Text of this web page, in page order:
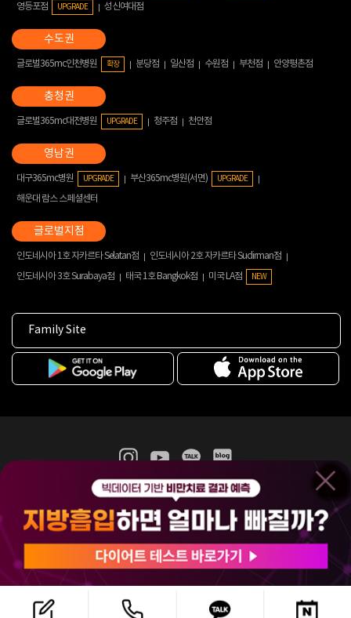
영등포점
UPGRADE 성신여대점
글로벌365mc인천병원 확장 분당점 일산점 수원점 부천점 안양평촌점
글로벌365mc대전병원 UPGRADE 청주점 천안점
대구365mc병원 UPGRADE 부산365mc병원(서면) UPGRADE
해운대 람스 스페셜센터
인도네시아 1호 자카르타 Selatan점
인도네시아 2호 자카르타 Sudirman점
인도네시아 3호 Surabaya점
태국 1호 Bangkok점 미국 LA점 NEW
Family Site
365mc 병·의원 이용약관
홈페이지 이용약관
비급여진료수가
(주)365mcㅣ서울특별시 서초구 서초대로52길 7, 3~4층(서초동, 제일빌딩)
120-87-04354ㅣ김남철
COPYRIGHT(C) 2025 365mc. ALL RIGHTS RESERVED.